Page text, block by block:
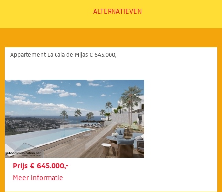
ALTERNATIEVEN
Appartement La Cala de Mijas € 645.000,-
Prijs € 645.000,-
Meer informatie